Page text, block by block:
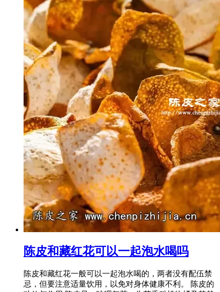
陈皮和藏红花可以一起泡水喝吗
陈皮和藏红花一般可以一起泡水喝的，两者没有配伍禁
忌，但要注意适量饮用，以免对身体健康不利。 陈皮的